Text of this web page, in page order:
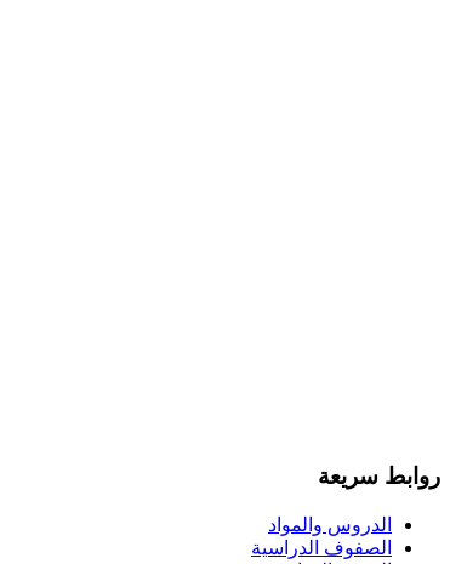
روابط سريعة
الدروس والمواد
الصفوف الدراسية